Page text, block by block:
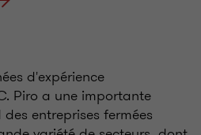
d'expérience
Piro a une importante
entreprises fermées